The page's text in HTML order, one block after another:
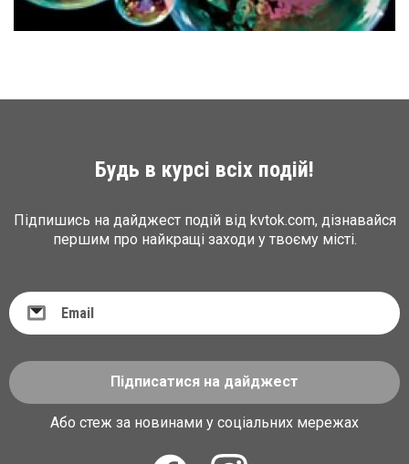
Будь в курсі всіх подій!
Підпишись на дайджест подій від kvtok.com, дізнавайся
першим про найкращі заходи у твоєму місті.
Підписатися на дайджест
Або стеж за новинами у соціальних мережах